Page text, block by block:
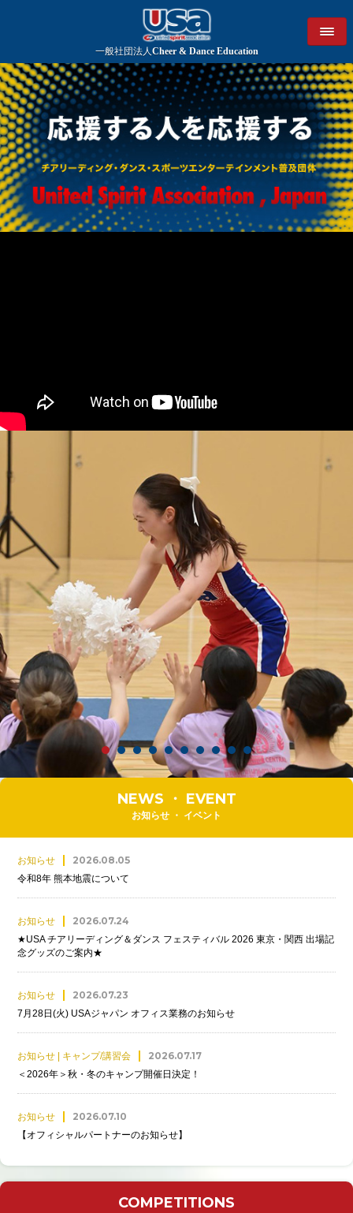
一般社団法人 Cheer & Dance Education
NEWS ・ EVENT
お知らせ ・ イベント
お知らせ 2026.08.05
令和8年 熊本地震について
お知らせ 2026.07.24
★USA チアリーディング＆ダンス フェスティバル 2026 東京・関西 出場記
念グッズのご案内★
お知らせ 2026.07.23
7月28日(火) USAジャパン オフィス業務のお知らせ
お知らせ | キャンプ/講習会 2026.07.17
＜2026年＞秋・冬のキャンプ開催日決定！
お知らせ 2026.07.10
【オフィシャルパートナーのお知らせ】
COMPETITIONS